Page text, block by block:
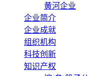
黄河企业
企业简介
企业成就
组织机构
科技创新
知识产权